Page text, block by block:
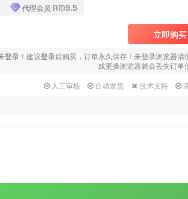
代理会员 R币9.5
立即购买
登录 ！建议登录后购买，订单永久保存！未登录浏览器清
或更换浏览器就会丢失订单
人工审核
自动发货 技术支持